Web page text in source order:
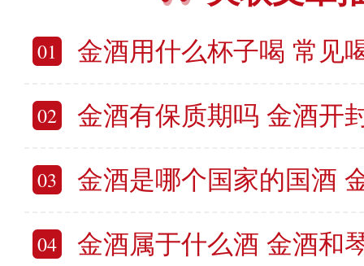
01 金酒用什么杯子喝 常见
02 金酒有保质期吗 金酒开
03 金酒是哪个国家的国酒 金酒
04 金酒属于什么酒 金酒和